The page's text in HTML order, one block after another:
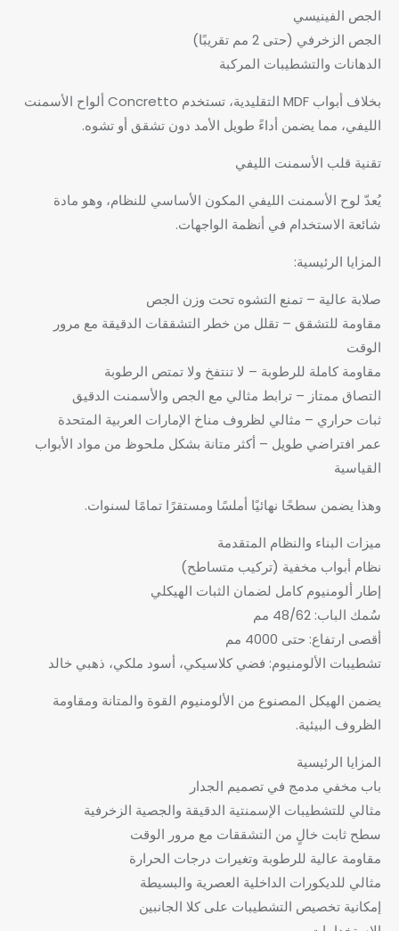
الجص الفينيسي
الجص الزخرفي (حتى 2 مم تقريبًا)
الدهانات والتشطيبات المركبة
بخلاف أبواب MDF التقليدية، تستخدم Concretto ألواح الأسمنت
الليفي، مما يضمن أداءً طويل الأمد دون تشقق أو تشوه.
تقنية قلب الأسمنت الليفي
يُعدّ لوح الأسمنت الليفي المكون الأساسي للنظام، وهو مادة
شائعة الاستخدام في أنظمة الواجهات.
المزايا الرئيسية:
صلابة عالية – تمنع التشوه تحت وزن الجص
مقاومة للتشقق – تقلل من خطر التشققات الدقيقة مع مرور
الوقت
مقاومة كاملة للرطوبة – لا تنتفخ ولا تمتص الرطوبة
التصاق ممتاز – ترابط مثالي مع الجص والأسمنت الدقيق
ثبات حراري – مثالي لظروف مناخ الإمارات العربية المتحدة
عمر افتراضي طويل – أكثر متانة بشكل ملحوظ من مواد الأبواب
القياسية
وهذا يضمن سطحًا نهائيًا أملسًا ومستقرًا تمامًا لسنوات.
ميزات البناء والنظام المتقدمة
نظام أبواب مخفية (تركيب متساطح)
إطار ألومنيوم كامل لضمان الثبات الهيكلي
سُمك الباب: 48/62 مم
أقصى ارتفاع: حتى 4000 مم
تشطيبات الألومنيوم: فضي كلاسيكي، أسود ملكي، ذهبي خالد
يضمن الهيكل المصنوع من الألومنيوم القوة والمتانة ومقاومة
الظروف البيئية.
المزايا الرئيسية
باب مخفي مدمج في تصميم الجدار
مثالي للتشطيبات الإسمنتية الدقيقة والجصية الزخرفية
سطح ثابت خالٍ من التشققات مع مرور الوقت
مقاومة عالية للرطوبة وتغيرات درجات الحرارة
مثالي للديكورات الداخلية العصرية والبسيطة
إمكانية تخصيص التشطيبات على كلا الجانبين